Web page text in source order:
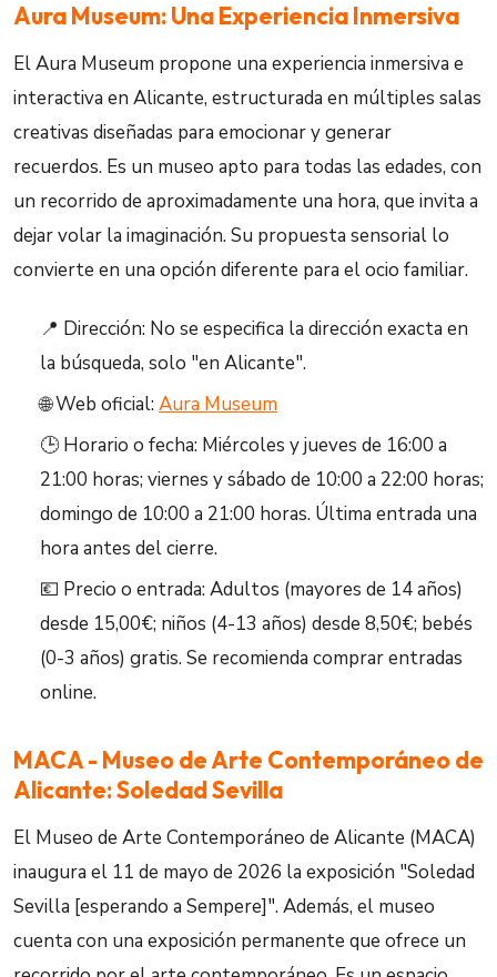
Aura Museum: Una Experiencia Inmersiva
El Aura Museum propone una experiencia inmersiva e
interactiva en Alicante, estructurada en múltiples salas
creativas diseñadas para emocionar y generar
recuerdos. Es un museo apto para todas las edades, con
un recorrido de aproximadamente una hora, que invita a
dejar volar la imaginación. Su propuesta sensorial lo
convierte en una opción diferente para el ocio familiar.
📍 Dirección: No se especifica la dirección exacta en
la búsqueda, solo "en Alicante".
🌐 Web oficial:Aura Museum
🕒 Horario o fecha: Miércoles y jueves de 16:00 a
21:00 horas; viernes y sábado de 10:00 a 22:00 horas;
domingo de 10:00 a 21:00 horas. Última entrada una
hora antes del cierre.
💶 Precio o entrada: Adultos (mayores de 14 años)
desde 15,00€; niños (4-13 años) desde 8,50€; bebés
(0-3 años) gratis. Se recomienda comprar entradas
online.
MACA - Museo de Arte Contemporáneo de
Alicante: Soledad Sevilla
El Museo de Arte Contemporáneo de Alicante (MACA)
inaugura el 11 de mayo de 2026 la exposición "Soledad
Sevilla [esperando a Sempere]". Además, el museo
cuenta con una exposición permanente que ofrece un